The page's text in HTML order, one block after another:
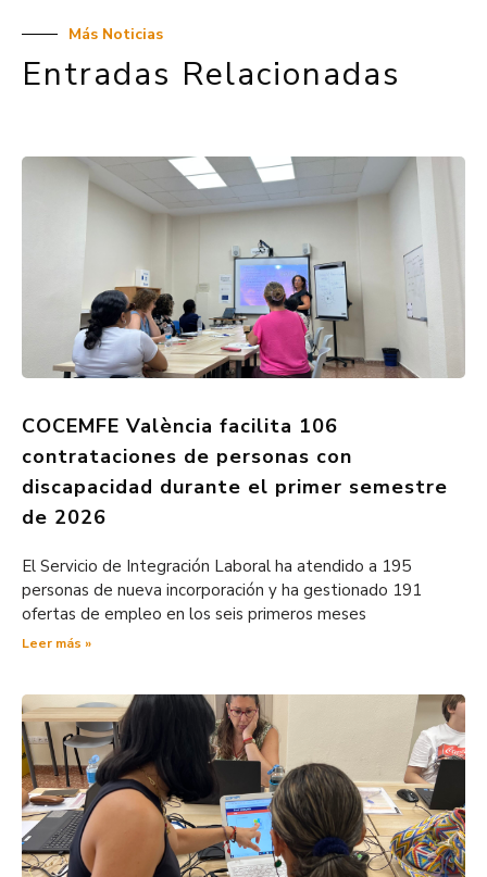
Más Noticias
Entradas Relacionadas
COCEMFE València facilita 106
contrataciones de personas con
discapacidad durante el primer semestre
de 2026
El Servicio de Integración Laboral ha atendido a 195
personas de nueva incorporación y ha gestionado 191
ofertas de empleo en los seis primeros meses
Leer más »